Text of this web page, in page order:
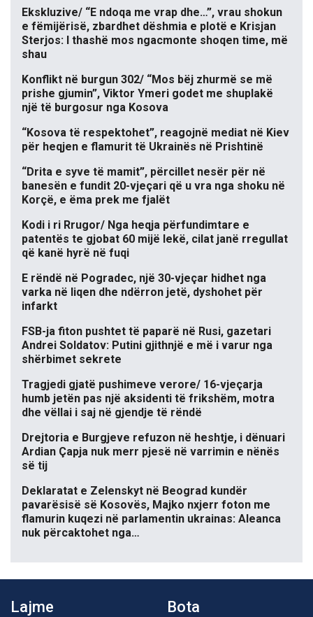
Ekskluzive/ “E ndoqa me vrap dhe…”, vrau shokun
e fëmijërisë, zbardhet dëshmia e plotë e Krisjan
Sterjos: I thashë mos ngacmonte shoqen time, më
shau
Konflikt në burgun 302/ “Mos bëj zhurmë se më
prishe gjumin”, Viktor Ymeri godet me shuplakë
një të burgosur nga Kosova
“Kosova të respektohet”, reagojnë mediat në Kiev
për heqjen e flamurit të Ukrainës në Prishtinë
“Drita e syve të mamit”, përcillet nesër për në
banesën e fundit 20-vjeçari që u vra nga shoku në
Korçë, e ëma prek me fjalët
Kodi i ri Rrugor/ Nga heqja përfundimtare e
patentës te gjobat 60 mijë lekë, cilat janë rregullat
që kanë hyrë në fuqi
E rëndë në Pogradec, një 30-vjeçar hidhet nga
varka në liqen dhe ndërron jetë, dyshohet për
infarkt
FSB-ja fiton pushtet të paparë në Rusi, gazetari
Andrei Soldatov: Putini gjithnjë e më i varur nga
shërbimet sekrete
Tragjedi gjatë pushimeve verore/ 16-vjeçarja
humb jetën pas një aksidenti të frikshëm, motra
dhe vëllai i saj në gjendje të rëndë
Drejtoria e Burgjeve refuzon në heshtje, i dënuari
Ardian Çapja nuk merr pjesë në varrimin e nënës
së tij
Deklaratat e Zelenskyt në Beograd kundër
pavarësisë së Kosovës, Majko nxjerr foton me
flamurin kuqezi në parlamentin ukrainas: Aleanca
nuk përcaktohet nga…
Lajme Bota